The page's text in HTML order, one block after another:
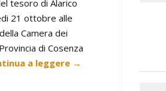
tesoro di Alarico
21 ottobre alle
Camera dei
di Cosenza
a leggere →